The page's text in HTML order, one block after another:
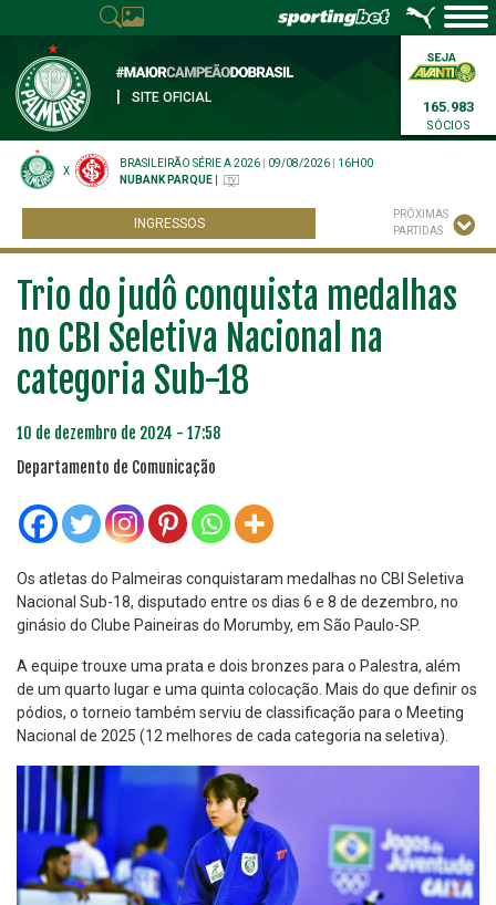
SITE OFICIAL
165.983
SÓCIOS
X
BRASILEIRÃO SÉRIE A 2026 09/08/2026
16H00
NUBANK PARQUE
INGRESSOS
PRÓXIMAS
PARTIDAS
Trio do judô conquista medalhas
no CBI Seletiva Nacional na
categoria Sub-18
10 de dezembro de 2024 - 17:58
Departamento de Comunicação
Os atletas do Palmeiras conquistaram medalhas no CBI Seletiva
Nacional Sub-18, disputado entre os dias 6 e 8 de dezembro, no
ginásio do Clube Paineiras do Morumby, em São Paulo-SP.
A equipe trouxe uma prata e dois bronzes para o Palestra, além
de um quarto lugar e uma quinta colocação. Mais do que definir os
pódios, o torneio também serviu de classificação para o Meeting
Nacional de 2025 (12 melhores de cada categoria na seletiva).